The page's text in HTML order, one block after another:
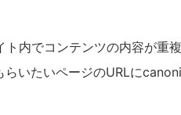
ト内でコンテンツの内容が重
らいたいページのURLに